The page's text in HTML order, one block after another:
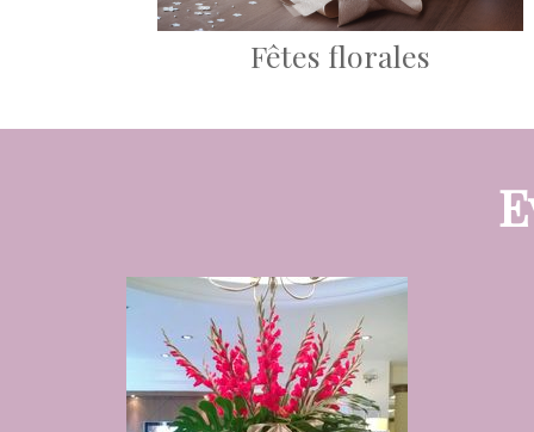
Fêtes florales